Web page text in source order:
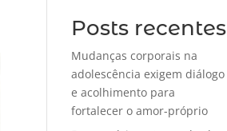
Posts recentes
Mudanças corporais na
adolescência exigem diálogo
e acolhimento para
fortalecer o amor-próprio